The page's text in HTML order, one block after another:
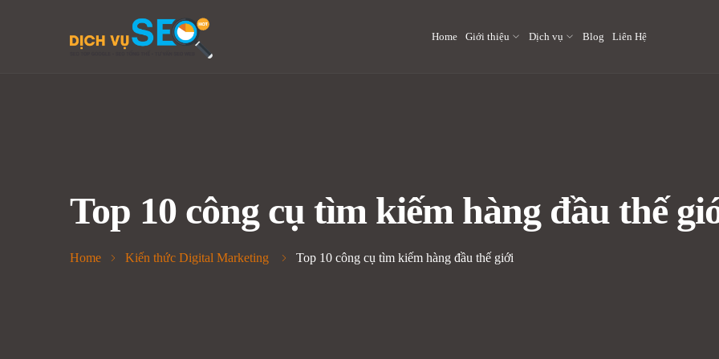
Home Giới thiệu Dịch vụ Blog Liên Hệ
Top 10 công cụ tìm kiếm hàng đầu thế
Home Kiến thức Digital Marketing Top 10 công cụ tìm kiếm hàng đầu thế giới